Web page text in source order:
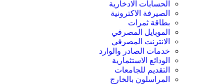
الحسابات الادخارية
الصيرفة الاكترونية
بطاقة ثمرات
الموبايل المصرفي
الانترنت المصرفي
خدمات الصادر والوارد
الودائع الاستثمارية
التقديم للجامعات
المراسلون بالخارج